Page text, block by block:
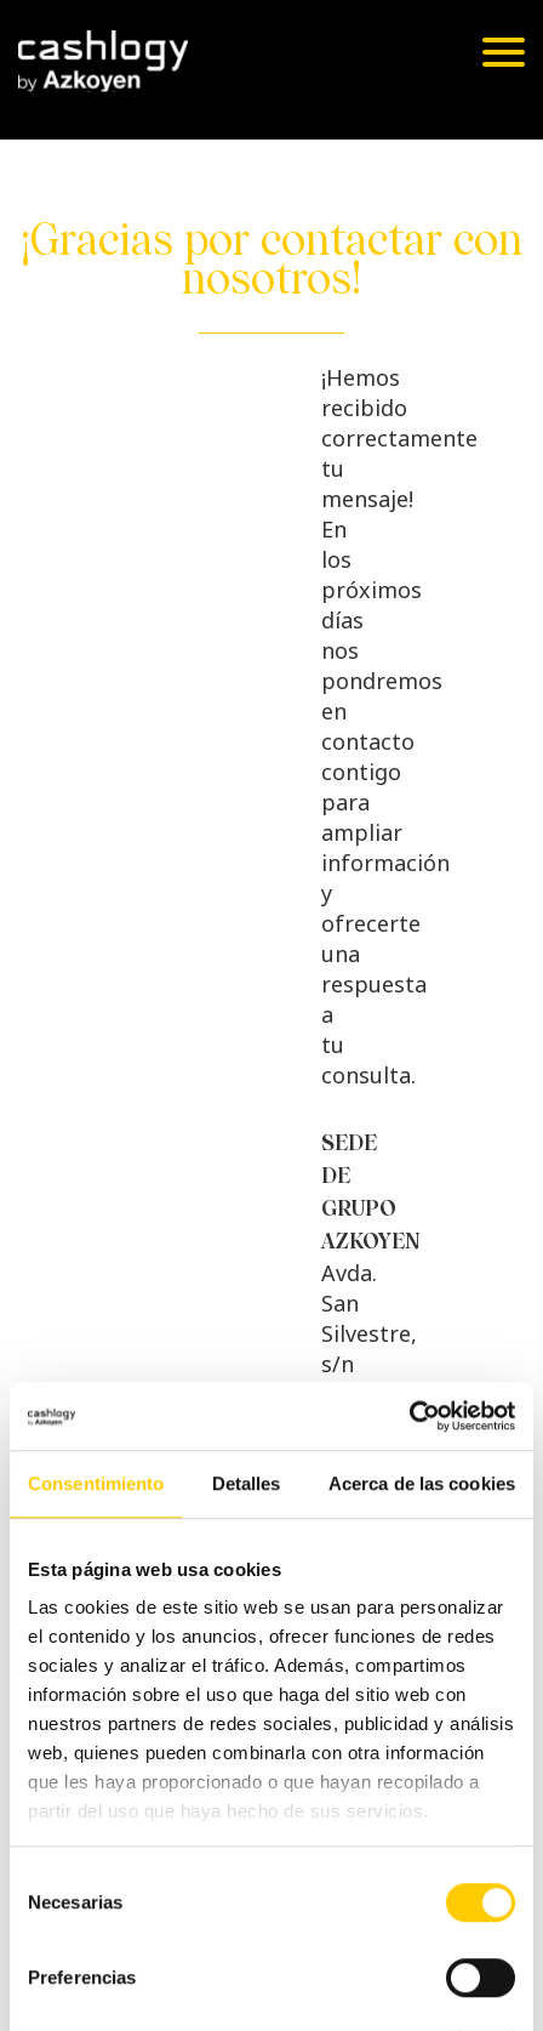
Consentimiento Detalles Acerca de las cookies
Esta página web usa cookies
Las cookies de este sitio web se usan para personalizar
el contenido y los anuncios, ofrecer funciones de redes
sociales y analizar el tráfico. Además, compartimos
información sobre el uso que haga del sitio web con
nuestros partners de redes sociales, publicidad y análisis
web, quienes pueden combinarla con otra información
que les haya proporcionado o que hayan recopilado a
partir del uso que haya hecho de sus servicios.
Necesarias
Preferencias
content
¡Gracias por contactar con
nosotros!
¡Hemos
recibido
correctamente
tu
mensaje!
En
los
próximos
días
nos
pondremos
en
contacto
contigo
para
ampliar
información
y
ofrecerte
una
respuesta
a
tu
consulta.
SEDE
DE
GRUPO
AZKOYEN
Avda.
San
Silvestre,
s/n
Navarra
Spain
CONTACTO
:
+34
948
709709
Fax:
+34
info@cashlogy.com